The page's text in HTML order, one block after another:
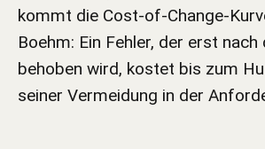
kommt die Cost-of-Change-
Boehm: Ein Fehler, der erst nach
behoben wird, kostet bis zum
seiner Vermeidung in der